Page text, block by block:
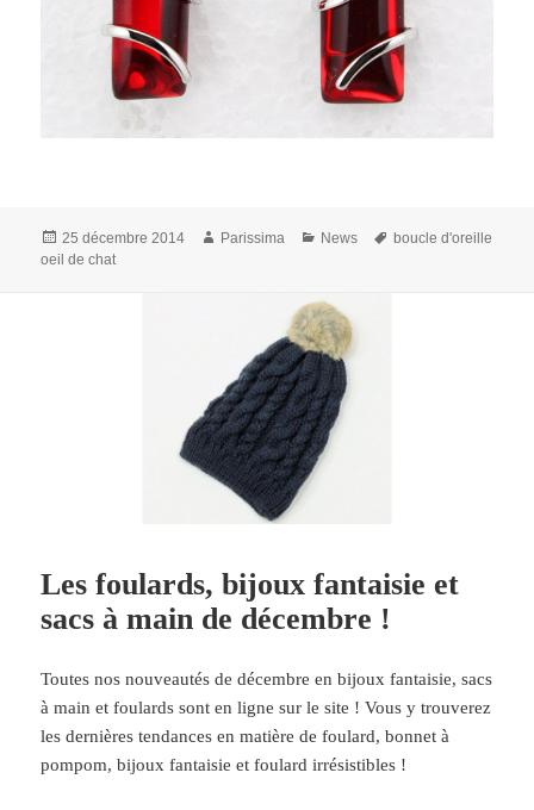
Publié
le
25 décembre 2014 Auteur
Parissima Catégories
News
Mots-
boucle d'oreille
oeil de chat
Les foulards, bijoux fantaisie et
sacs à main de décembre !
Toutes nos nouveautés de décembre en bijoux fantaisie, sacs
à main et foulards sont en ligne sur le site ! Vous y trouverez
les dernières tendances en matière de foulard, bonnet à
pompom, bijoux fantaisie et foulard irrésistibles !